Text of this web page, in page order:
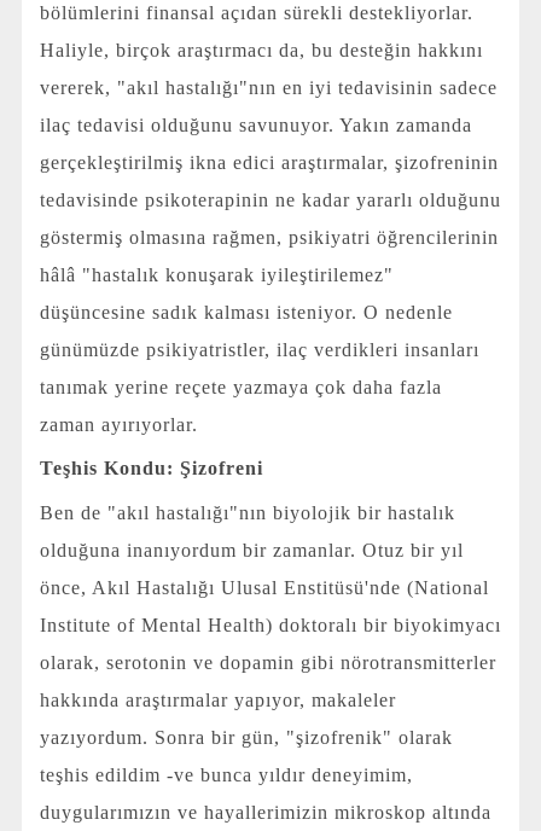
bölümlerini finansal açıdan sürekli destekliyorlar.
Haliyle, birçok araştırmacı da, bu desteğin hakkını
vererek, "akıl hastalığı"nın en iyi tedavisinin sadece
ilaç tedavisi olduğunu savunuyor. Yakın zamanda
gerçekleştirilmiş ikna edici araştırmalar, şizofreninin
tedavisinde psikoterapinin ne kadar yararlı olduğunu
göstermiş olmasına rağmen, psikiyatri öğrencilerinin
hâlâ "hastalık konuşarak iyileştirilemez"
düşüncesine sadık kalması isteniyor. O nedenle
günümüzde psikiyatristler, ilaç verdikleri insanları
tanımak yerine reçete yazmaya çok daha fazla
zaman ayırıyorlar.
Teşhis Kondu: Şizofreni
Ben de "akıl hastalığı"nın biyolojik bir hastalık
olduğuna inanıyordum bir zamanlar. Otuz bir yıl
önce, Akıl Hastalığı Ulusal Enstitüsü'nde (National
Institute of Mental Health) doktoralı bir biyokimyacı
olarak, serotonin ve dopamin gibi nörotransmitterler
hakkında araştırmalar yapıyor, makaleler
yazıyordum. Sonra bir gün, "şizofrenik" olarak
teşhis edildim -ve bunca yıldır deneyimim,
duygularımızın ve hayallerimizin mikroskop altında